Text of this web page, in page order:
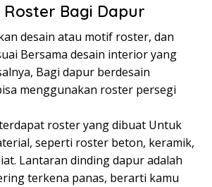
Roster Bagi Dapur
desain atau motif roster, dan
Bersama desain interior yang
Bagi dapur berdesain
menggunakan roster persegi
roster yang dibuat Untuk
seperti roster beton, keramik,
Lantaran dinding dapur adalah
terkena panas, berarti kamu